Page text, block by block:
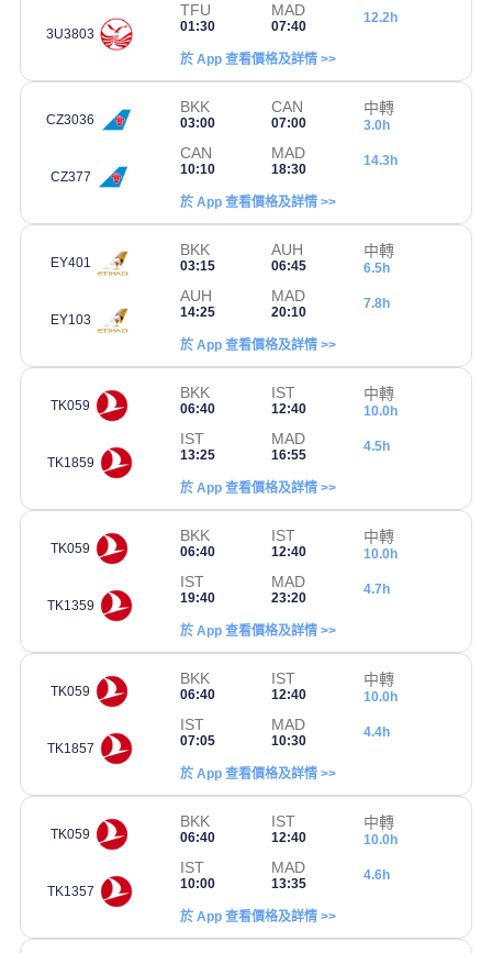
3U3803
TFU
01:30
MAD
07:40
12.2h
於 App 查看價格及詳情 >>
CZ3036
BKK
03:00
CAN
07:00
中轉
3.0h
CZ377
CAN
10:10
MAD
18:30
14.3h
於 App 查看價格及詳情 >>
EY401
BKK
03:15
AUH
06:45
中轉
6.5h
EY103
AUH
14:25
MAD
20:10
7.8h
於 App 查看價格及詳情 >>
TK059
BKK
06:40
IST
12:40
中轉
10.0h
TK1859
IST
13:25
MAD
16:55
4.5h
於 App 查看價格及詳情 >>
TK059
BKK
06:40
IST
12:40
中轉
10.0h
TK1359
IST
19:40
MAD
23:20
4.7h
於 App 查看價格及詳情 >>
TK059
BKK
06:40
IST
12:40
中轉
10.0h
TK1857
IST
07:05
MAD
10:30
4.4h
於 App 查看價格及詳情 >>
TK059
BKK
06:40
IST
12:40
中轉
10.0h
TK1357
IST
10:00
MAD
13:35
4.6h
於 App 查看價格及詳情 >>